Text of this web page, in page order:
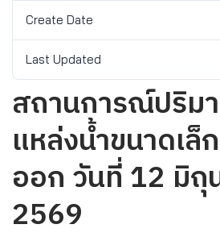
Create Date
Last Updated
สถานการณ์ปริม
แหล่งน้ำขนาดเล็
ออก วันที่ 12 มิถุ
2569